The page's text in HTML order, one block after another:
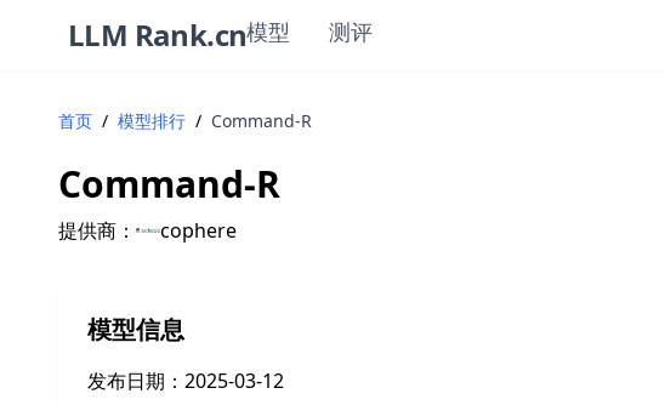
LLM Rank.cn模型 测评
首页 / 模型排行 / Command-R
Command-R
提供商： cophere
模型信息
发布日期： 2025-03-12